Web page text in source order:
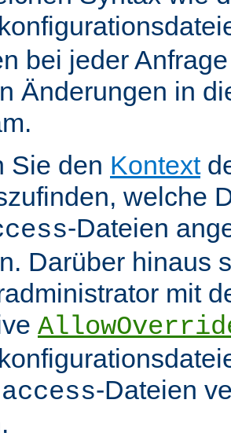
bei jeder
Änderungen in
Sie den Kontext
welche
-Dateien
Darüber hinaus
mit
-Dateien